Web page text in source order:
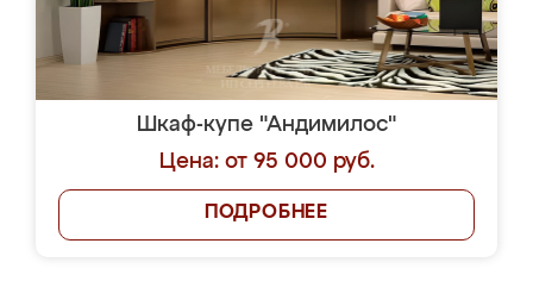
Шкаф-купе "Андимилос"
Цена: от 95 000 руб.
ПОДРОБНЕЕ